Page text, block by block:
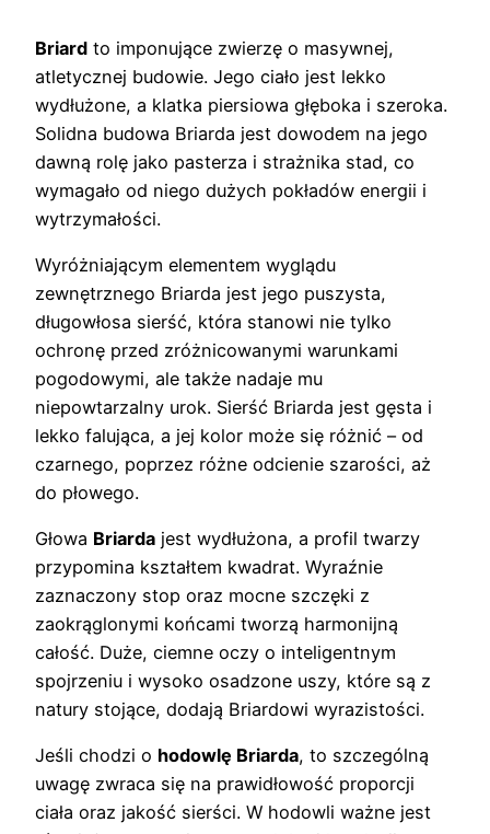
Briard to imponujące zwierzę o masywnej,
atletycznej budowie. Jego ciało jest lekko
wydłużone, a klatka piersiowa głęboka i szeroka.
Solidna budowa Briarda jest dowodem na jego
dawną rolę jako pasterza i strażnika stad, co
wymagało od niego dużych pokładów energii i
wytrzymałości.
Wyróżniającym elementem wyglądu
zewnętrznego Briarda jest jego puszysta,
długowłosa sierść, która stanowi nie tylko
ochronę przed zróżnicowanymi warunkami
pogodowymi, ale także nadaje mu
niepowtarzalny urok. Sierść Briarda jest gęsta i
lekko falująca, a jej kolor może się różnić – od
czarnego, poprzez różne odcienie szarości, aż
do płowego.
Głowa Briarda jest wydłużona, a profil twarzy
przypomina kształtem kwadrat. Wyraźnie
zaznaczony stop oraz mocne szczęki z
zaokrąglonymi końcami tworzą harmonijną
całość. Duże, ciemne oczy o inteligentnym
spojrzeniu i wysoko osadzone uszy, które są z
natury stojące, dodają Briardowi wyrazistości.
Jeśli chodzi o hodowlę Briarda, to szczególną
uwagę zwraca się na prawidłowość proporcji
ciała oraz jakość sierści. W hodowli ważne jest